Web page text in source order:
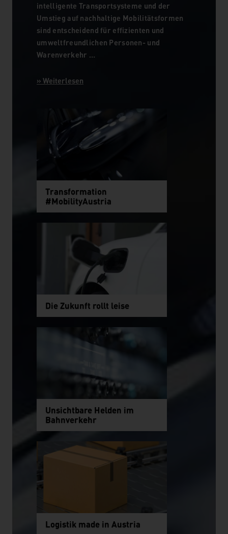
intelligente Transportsysteme und der
Umstieg auf nachhaltige Mobilitätsformen
sind entscheidend für effizienten und
umweltfreundlichen Personen- und
Warenverkehr …
Transformation
#MobilityAustria
Die Zukunft rollt leise
Unsichtbare Helden im
Bahnverkehr
Logistik made in Austria